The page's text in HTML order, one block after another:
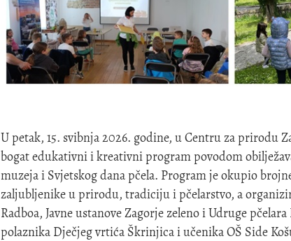
U petak, 15. svibnja 2026. godine, u Centru za prirodu
bogat edukativni i kreativni program povodom
muzeja i Svjetskog dana pčela. Program je okupio
zaljubljenike u prirodu, tradiciju i pčelarstvo, a
Radboa, Javne ustanove Zagorje zeleno i Udruge
polaznika Dječjeg vrtića Škrinjica i učenika OŠ Side